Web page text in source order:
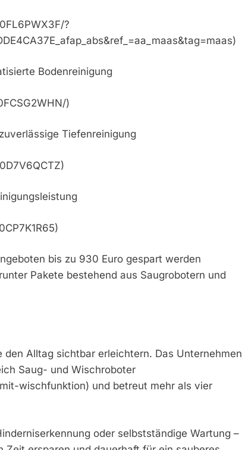
?
Bodenreinigung
)
Tiefenreinigung
bis zu 930 Euro gespart werden
Pakete bestehend aus Saugrobotern und
Alltag sichtbar erleichtern. Das Unternehmen
Saug- und Wischroboter
wischfunktion) und betreut mehr als vier
oder selbstständige Wartung –